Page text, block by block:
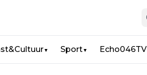
▼ Sport▼ Echo046TV